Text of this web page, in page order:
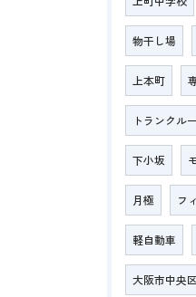
物干し場
上本町
トランクル
下小坂
月極 フ
軽自動車
大阪市中央区